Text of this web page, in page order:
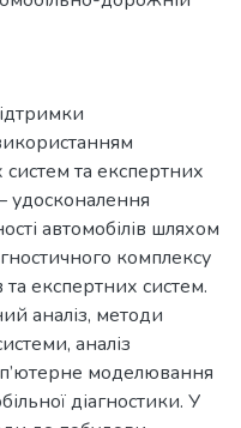
систем та експертних
удосконалення
автомобілів шляхом
комплексу
та експертних систем.
аналіз, методи
аналіз
моделювання
діагностики. У